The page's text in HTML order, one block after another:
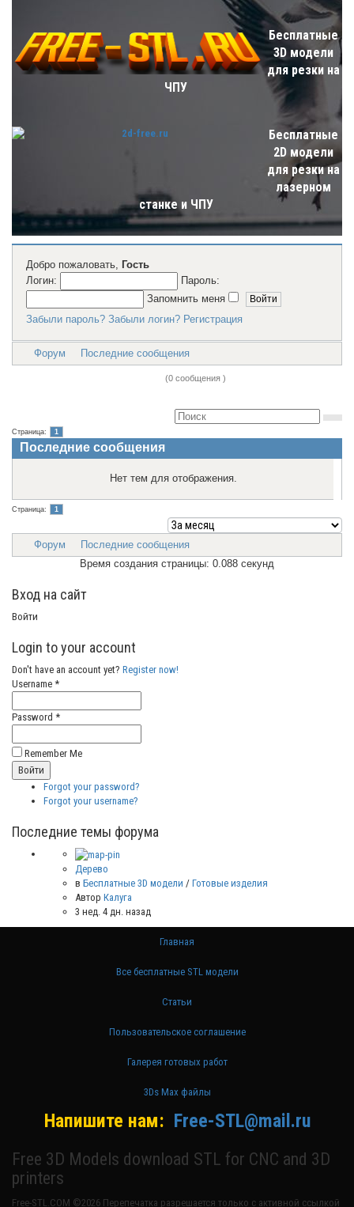
Бесплатные
3D модели
для резки на
ЧПУ
Бесплатные
2D модели
для резки на
лазерном
станке и ЧПУ
Добро пожаловать, Гость
Логин:
Пароль:
Запомнить меня
Забыли пароль? Забыли логин? Регистрация
Форум Последние сообщения
(0 сообщения )
Страница: 1
Последние сообщения
Нет тем для отображения.
Страница: 1
Форум
Последние сообщения
Время создания страницы: 0.088 секунд
Вход на сайт
Войти
Login to your account
Don't have an account yet? Register now!
Username *
Password *
Remember Me
Forgot your password?
Forgot your username?
Последние темы форума
Дерево
в Бесплатные 3D модели / Готовые изделия
Автор Калуга
3 нед. 4 дн. назад
Главная
Все бесплатные STL модели
Статьи
Пользовательское соглашение
Галерея готовых работ
3Ds Max файлы
Напишите нам: Free-STL@mail.ru
Free 3D Models download STL for CNC and 3D
printers
Free-STL.COM ©2026 Перепечатка разрешается только с активной ссылкой